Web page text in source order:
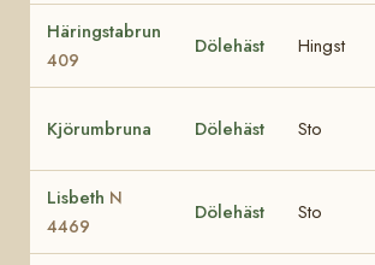
Häringstabrun
409
Dölehäst Hingst
Kjörumbruna Dölehäst Sto
Lisbeth N
4469
Dölehäst Sto